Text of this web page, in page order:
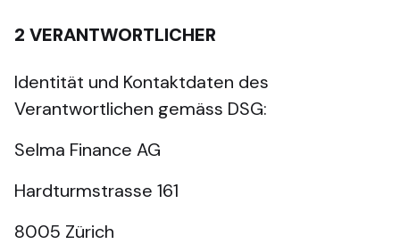
2 VERANTWORTLICHER
Identität und Kontaktdaten des
Verantwortlichen gemäss DSG:
Selma Finance AG
Hardturmstrasse 161
8005 Zürich